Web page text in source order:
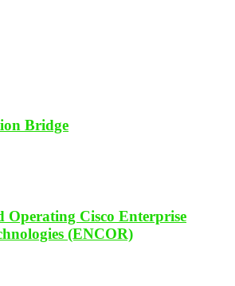
Bridge
Operating Cisco Enterprise
(ENCOR)